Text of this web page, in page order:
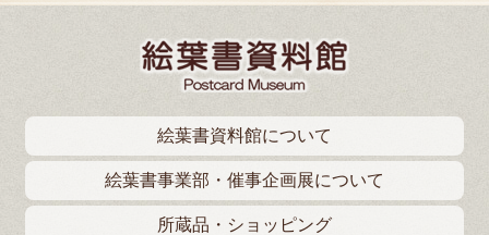
絵葉書資料館について
絵葉書事業部・催事企画展について
所蔵品・ショッピング